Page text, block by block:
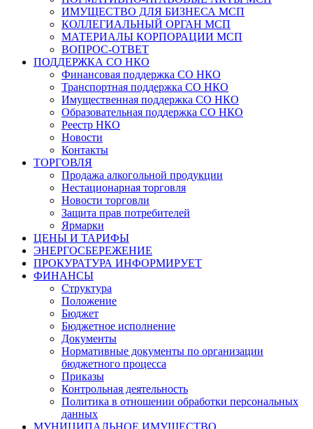
ИМУЩЕСТВО ДЛЯ БИЗНЕСА МСП
КОЛЛЕГИАЛЬНЫЙ ОРГАН МСП
МАТЕРИАЛЫ КОРПОРАЦИИ МСП
ВОПРОС-ОТВЕТ
ПОДДЕРЖКА СО НКО
Финансовая поддержка СО НКО
Транспортная поддержка СО НКО
Имущественная поддержка СО НКО
Образовательная поддержка СО НКО
Реестр НКО
Новости
Контакты
ТОРГОВЛЯ
Продажа алкогольной продукции
Нестационарная торговля
Новости торговли
Защита прав потребителей
Ярмарки
ЦЕНЫ И ТАРИФЫ
ЭНЕРГОСБЕРЕЖЕНИЕ
ПРОКУРАТУРА ИНФОРМИРУЕТ
ФИНАНСЫ
Структура
Положение
Бюджет
Бюджетное исполнение
Документы
Нормативные документы по организации
бюджетного процесса
Приказы
Контрольная деятельность
Политика в отношении обработки персональных
данных
МУНИЦИПАЛЬНОЕ ИМУЩЕСТВО